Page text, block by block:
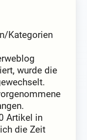
Kategorien
wurde die
Artikel in
die Zeit